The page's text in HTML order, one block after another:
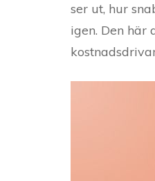
ser ut, hur
igen. Den